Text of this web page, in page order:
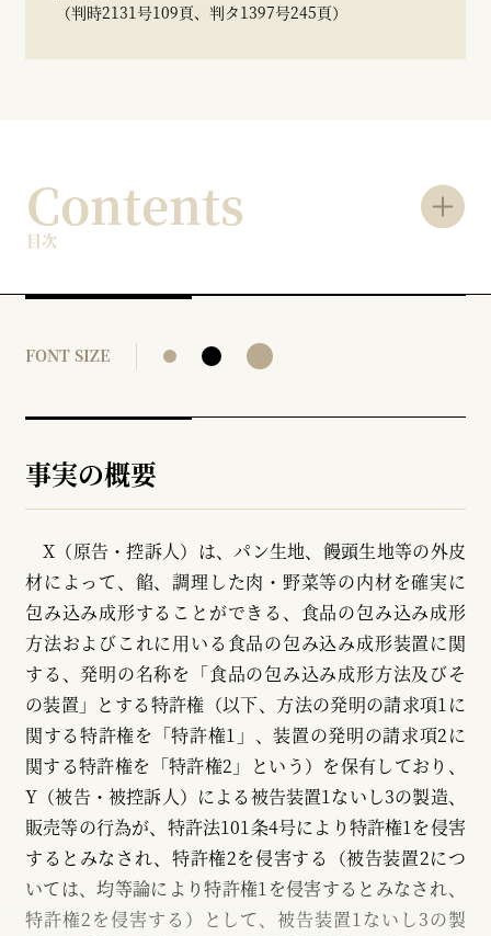
（判時2131号109頁、判タ1397号245頁）
Contents
目次
FONT SIZE
事実の概要
X（原告・控訴人）は、パン生地、饅頭生地等の外皮
材によって、餡、調理した肉・野菜等の内材を確実に
包み込み成形することができる、食品の包み込み成形
方法およびこれに用いる食品の包み込み成形装置に関
する、発明の名称を「食品の包み込み成形方法及びそ
の装置」とする特許権（以下、方法の発明の請求項1に
関する特許権を「特許権1」、装置の発明の請求項2に
関する特許権を「特許権2」という）を保有しており、
Y（被告・被控訴人）による被告装置1ないし3の製造、
販売等の行為が、特許法101条4号により特許権1を侵害
するとみなされ、特許権2を侵害する（被告装置2につ
いては、均等論により特許権1を侵害するとみなされ、
特許権2を侵害する）として、被告装置1ないし3の製